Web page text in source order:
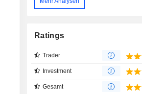
Ratings
Trader
Investment
Gesamt